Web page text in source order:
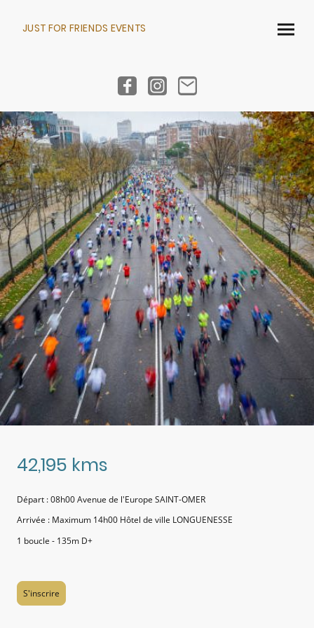
JUST FOR FRIENDS EVENTS
42,195 kms
Départ : 08h00 Avenue de l'Europe SAINT-OMER
Arrivée : Maximum 14h00 Hôtel de ville LONGUENESSE
1 boucle - 135m D+
S'inscrire